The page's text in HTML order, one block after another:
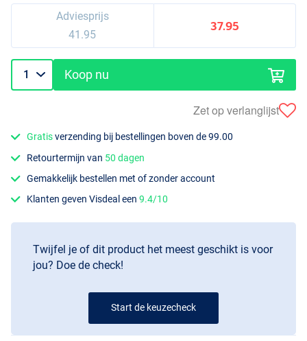
Adviesprijs
41.95
37.95
Koop nu
Zet op verlanglijst
Gratisverzending bij bestellingen boven de 99.00
Retourtermijn van 50 dagen
Gemakkelijk bestellen met of zonder account
Klanten geven Visdeal een9.4/10
Twijfel je of dit product het meest geschikt is voor
jou? Doe de check!
Start de keuzecheck